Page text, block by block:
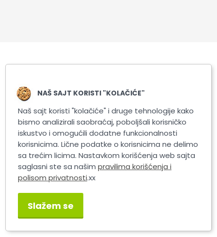
LUCAS Rotacija LED R10,
NAŠ SAJT KORISTI "KOLAČIĆE"
Naš sajt koristi "kolačiće" i druge tehnologije kako
bismo analizirali saobraćaj, poboljšali korisničko
iskustvo i omogućili dodatne funkcionalnosti
korisnicima. Lične podatke o korisnicima ne delimo
sa trećim licima. Nastavkom korišćenja web sajta
saglasni ste sa našimpravilima korišćenja i
polisom privatnosti.xx
Slažem se